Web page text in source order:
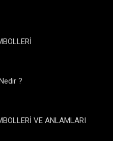
?
VE ANLAMLARI